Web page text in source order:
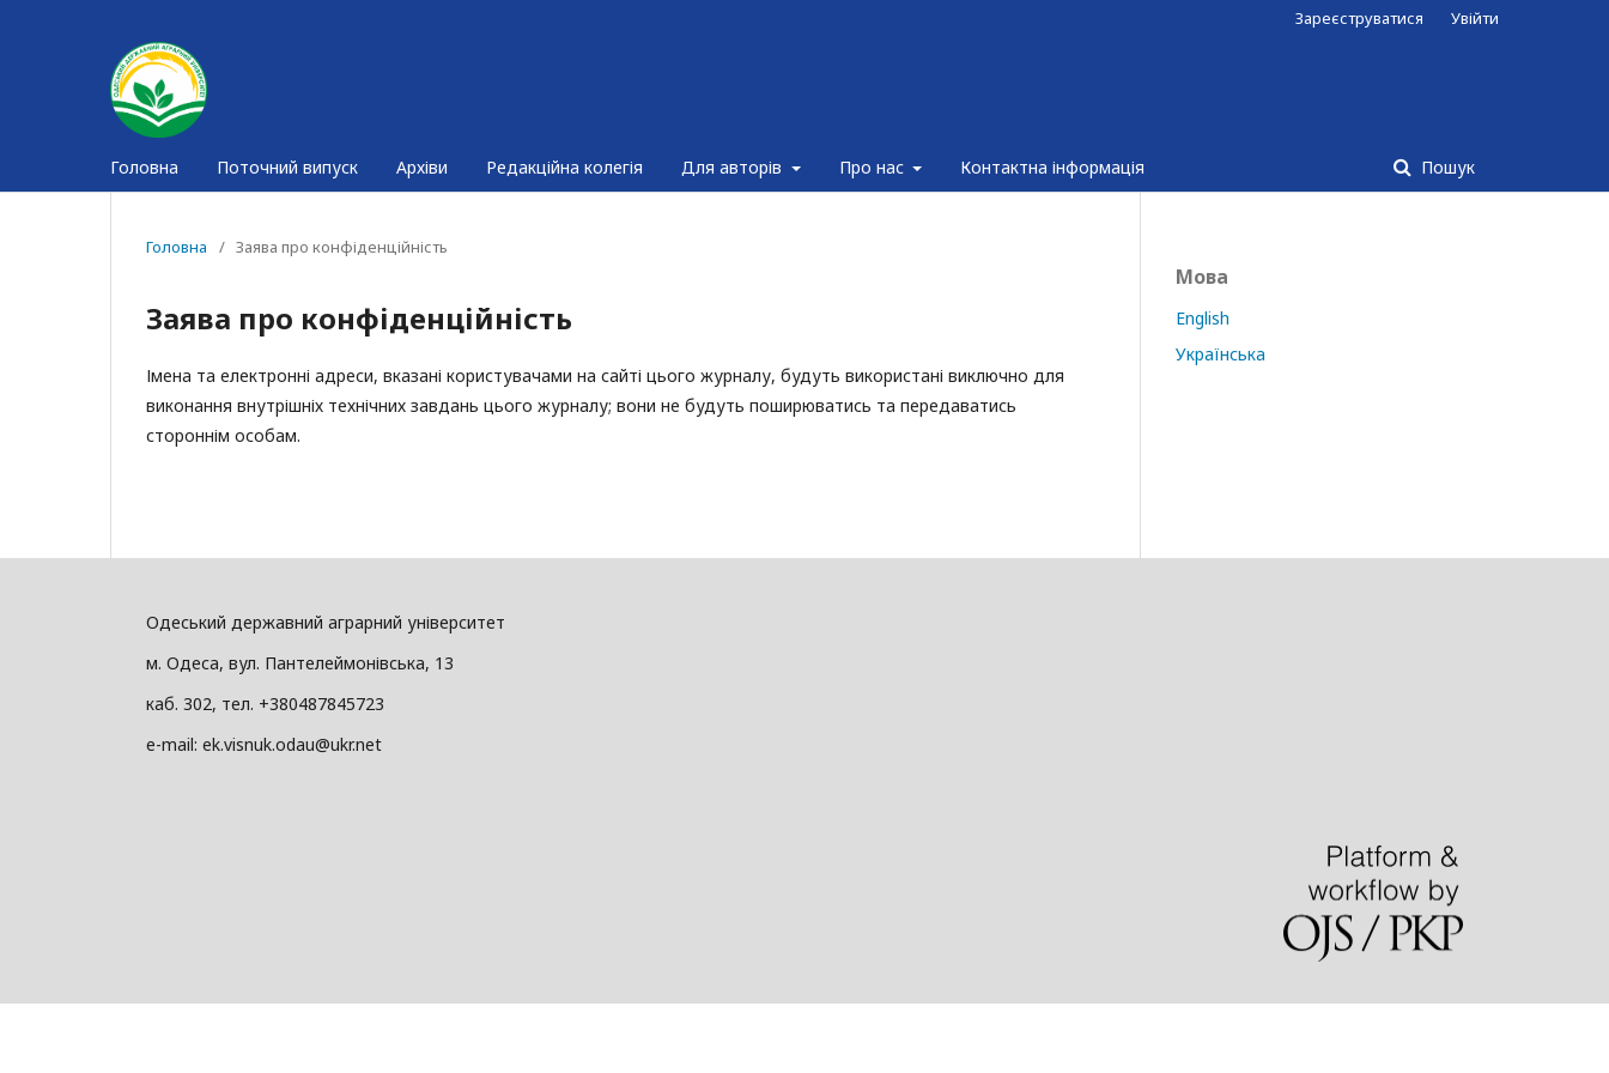
Головна Поточний випуск Архіви Редакційна колегія Для авторів Про нас Контактна інформація Пошук
Зареєструватися Увійти
Головна / Заява про конфіденційність
Заява про конфіденційність
Імена та електронні адреси, вказані користувачами на сайті цього журналу, будуть використані виключно для
виконання внутрішніх технічних завдань цього журналу; вони не будуть поширюватись та передаватись
стороннім особам.
Мова
English
Українська
Одеський державний аграрний університет
м. Одеса, вул. Пантелеймонівська, 13
каб. 302, тел. +380487845723
e-mail: ek.visnuk.odau@ukr.net